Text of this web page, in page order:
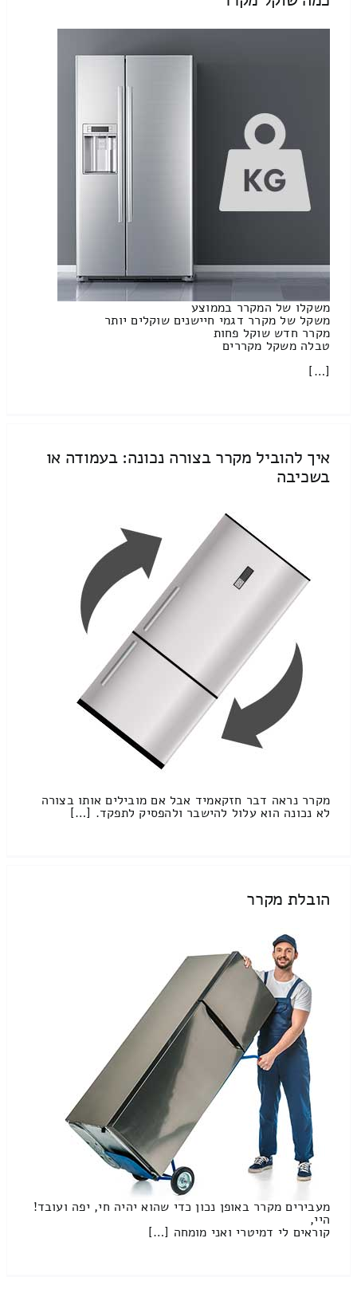
משקלו של המקרר בממוצע
משקל של מקרר דגמי חיישנים שוקלים יותר
מקרר חדש שוקל פחות
טבלה משקל מקררים
[…]
איך להוביל מקרר בצורה נכונה: בעמודה או
בשכיבה
מקרר נראה דבר חזקאמיד אבל אם מובילים אותו בצורה
לא נכונה הוא עלול להישבר ולהפסיק לתפקד. […]
הובלת מקרר
מעבירים מקרר באופן נכון כדי שהוא יהיה חי, יפה ועובד!
היי,
קוראים לי דמיטרי ואני מומחה […]